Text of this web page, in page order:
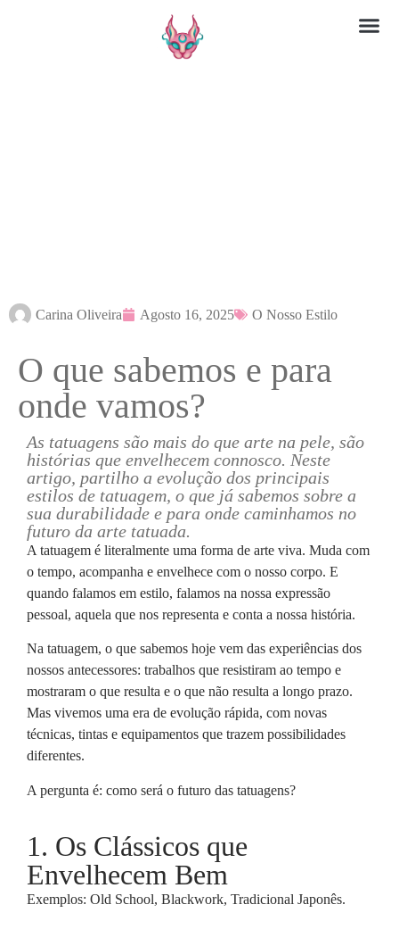
Carina Oliveira Agosto 16, 2025 O Nosso Estilo
O que sabemos e para
onde vamos?
As tatuagens são mais do que arte na pele, são
histórias que envelhecem connosco. Neste
artigo, partilho a evolução dos principais
estilos de tatuagem, o que já sabemos sobre a
sua durabilidade e para onde caminhamos no
futuro da arte tatuada.
A tatuagem é literalmente uma forma de arte viva. Muda com
o tempo, acompanha e envelhece com o nosso corpo. E
quando falamos em estilo, falamos na nossa expressão
pessoal, aquela que nos representa e conta a nossa história.
Na tatuagem, o que sabemos hoje vem das experiências dos
nossos antecessores: trabalhos que resistiram ao tempo e
mostraram o que resulta e o que não resulta a longo prazo.
Mas vivemos uma era de evolução rápida, com novas
técnicas, tintas e equipamentos que trazem possibilidades
diferentes.
A pergunta é: como será o futuro das tatuagens?
1. Os Clássicos que
Envelhecem Bem
Exemplos: Old School, Blackwork, Tradicional Japonês.